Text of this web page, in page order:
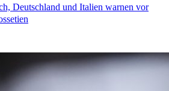
Deutschland und Italien warnen vor